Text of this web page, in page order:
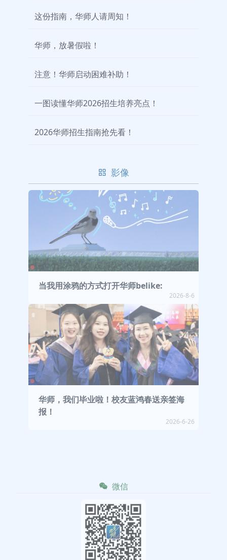
这份指南，华师人请周知！
华师，放暑假啦！
注意！华师启动困难补助！
一图读懂华师2026招生培养亮点！
2026华师招生指南抢先看！
影像
当我用涂鸦的方式打开华师belike:
2026-8-6
华师，我们毕业啦！校友蓝鸿春送亲签海
报！
2026-6-26
微信